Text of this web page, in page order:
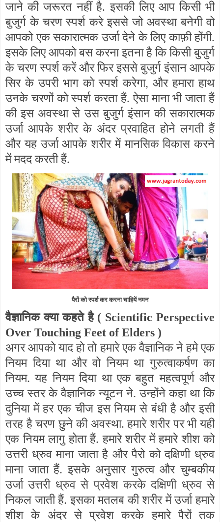
जाने की जरूरत नहीं है. इसकी लिए आप किसी भी
बुजुर्ग के चरण स्पर्श करे इससे जो अवस्था बनेगी वो
आपको एक सकारात्मक उर्जा देने के लिए काफ़ी होंगी.
इसके लिए आपको बस करना इतना है कि किसी बुजुर्ग
के चरण स्पर्श करें और फिर इससे बुजुर्ग इंसान आपके
सिर के उपरी भाग को स्पर्श करेगा, और हमारा हाथ
उनके चरणों को स्पर्श करता हैं. ऐसा माना भी जाता हैं
की इस अवस्था से उस बुजुर्ग इंसान की सकारात्मक
उर्जा आपके शरीर के अंदर प्रवाहित होने लगती हैं
और यह उर्जा आपके शरीर में मानसिक विकास करने
में मदद करती हैं.
पैरों को स्पर्श कर करना चाहियें नमन
वैज्ञानिक क्या कहते है ( Scientific Perspective
Over Touching Feet of Elders )
अगर आपको याद हो तो हमारे एक वैज्ञानिक ने हमे एक
नियम दिया था और वो नियम था गुरुत्वाकर्षण का
नियम. यह नियम दिया था एक बहुत महत्वपूर्ण और
उच्च स्तर के वैज्ञानिक न्यूटन ने. उन्होंने कहा था कि
दुनिया में हर एक चीज इस नियम से बंधी है और इसी
तरह है चरण छुने की अवस्था. हमारे शरीर पर भी यही
एक नियम लागु होता हैं. हमारे शरीर में हमारे शीश को
उत्तरी ध्रुव माना जाता है और पैरो को दक्षिणी ध्रुव
माना जाता हैं. इसके अनुसार गुरुत्व और चुम्बकीय
उर्जा उत्तरी ध्रुव से प्रवेश करके दक्षिणी ध्रुव से
निकल जाती हैं. इसका मतलब की शरीर में उर्जा हमारे
शीश के अंदर से प्रवेश करके हमारे पैरों तक